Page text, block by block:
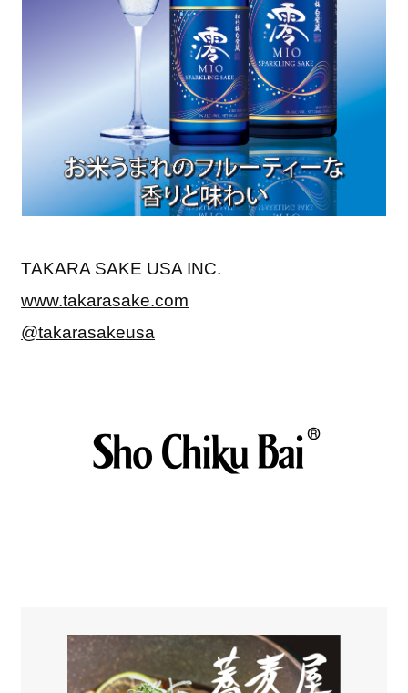
TAKARA SAKE USA INC.
www.takarasake.com
@takarasakeusa